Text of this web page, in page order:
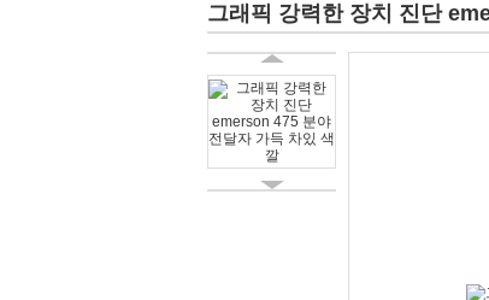
그래픽 강력한 장치 진단